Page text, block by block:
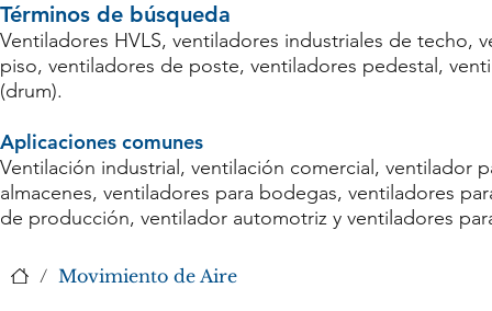
Términos de búsqueda​
Ventiladores HVLS, ventiladores industriales de techo,
piso, ventiladores de poste, ventiladores pedestal,
(drum).
Aplicaciones comunes
Ventilación industrial, ventilación comercial, ventilador
almacenes, ventiladores para bodegas, ventiladores
de producción, ventilador automotriz y ventiladores
/ Movimiento de Aire